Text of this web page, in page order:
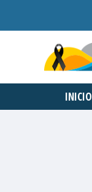
INICIO